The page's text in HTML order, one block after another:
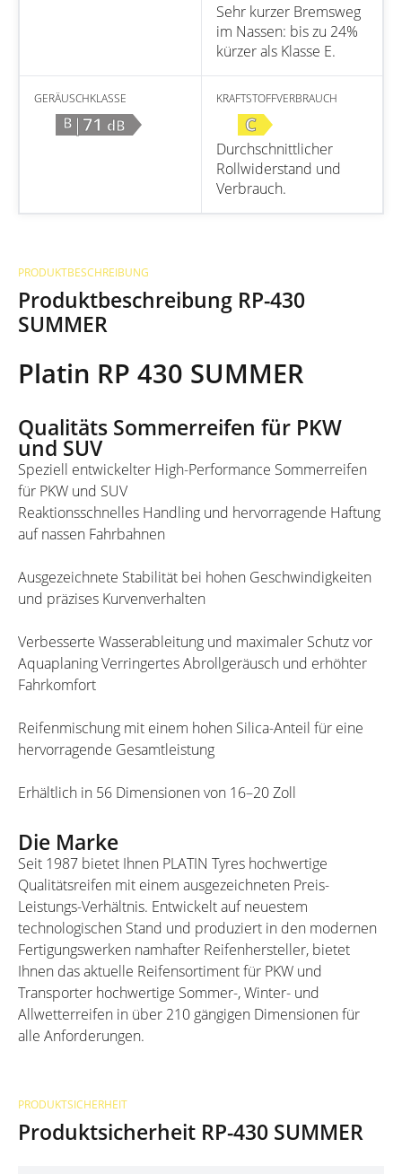
Sehr kurzer Bremsweg
im Nassen: bis zu 24%
kürzer als Klasse E.
GERÄUSCHKLASSE
B |71 dB
KRAFTSTOFFVERBRAUCH
C
Durchschnittlicher
Rollwiderstand und
Verbrauch.
PRODUKTBESCHREIBUNG
Produktbeschreibung RP-430
SUMMER
Platin RP 430 SUMMER
Qualitäts Sommerreifen für PKW
und SUV
Speziell entwickelter High-Performance Sommerreifen
für PKW und SUV
Reaktionsschnelles Handling und hervorragende Haftung
auf nassen Fahrbahnen
Ausgezeichnete Stabilität bei hohen Geschwindigkeiten
und präzises Kurvenverhalten
Verbesserte Wasserableitung und maximaler Schutz vor
Aquaplaning Verringertes Abrollgeräusch und erhöhter
Fahrkomfort
Reifenmischung mit einem hohen Silica-Anteil für eine
hervorragende Gesamtleistung
Erhältlich in 56 Dimensionen von 16–20 Zoll
Die Marke
Seit 1987 bietet Ihnen PLATIN Tyres hochwertige
Qualitätsreifen mit einem ausgezeichneten Preis-
Leistungs-Verhältnis. Entwickelt auf neuestem
technologischen Stand und produziert in den modernen
Fertigungswerken namhafter Reifenhersteller, bietet
Ihnen das aktuelle Reifensortiment für PKW und
Transporter hochwertige Sommer-, Winter- und
Allwetterreifen in über 210 gängigen Dimensionen für
alle Anforderungen.
PRODUKTSICHERHEIT
Produktsicherheit RP-430 SUMMER